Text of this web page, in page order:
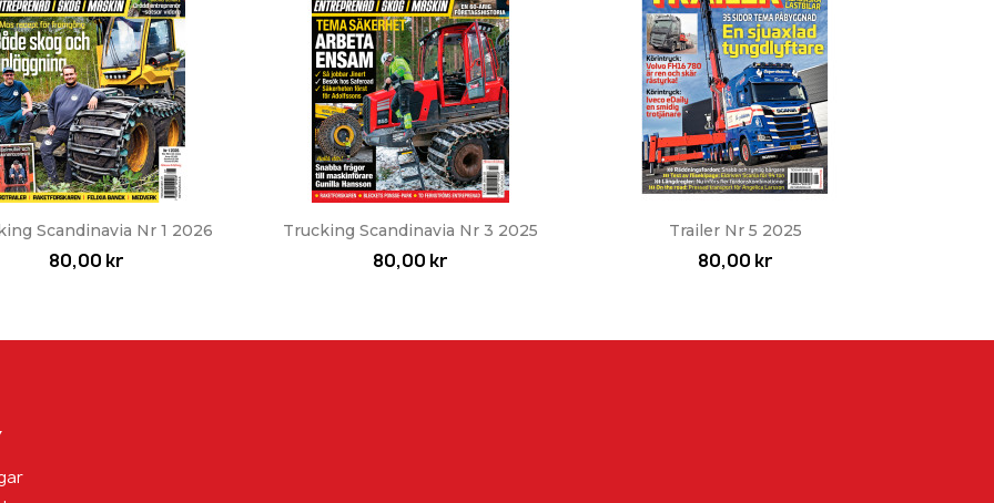
Snabbvy
Scandinavia Nr 1 2026
80,00 kr
Snabbvy
Trucking Scandinavia Nr 3 2025
80,00 kr
Snabbvy
Trailer Nr 5 2025
80,00 kr